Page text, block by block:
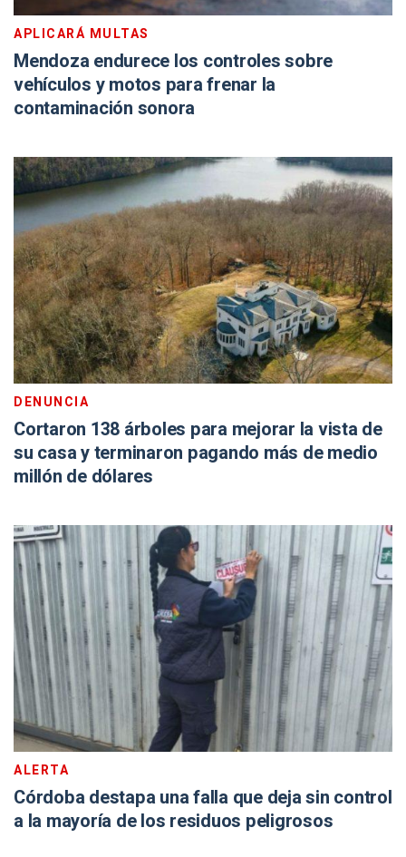
APLICARÁ MULTAS
Mendoza endurece los controles sobre
vehículos y motos para frenar la
contaminación sonora
DENUNCIA
Cortaron 138 árboles para mejorar la vista de
su casa y terminaron pagando más de medio
millón de dólares
ALERTA
Córdoba destapa una falla que deja sin control
a la mayoría de los residuos peligrosos